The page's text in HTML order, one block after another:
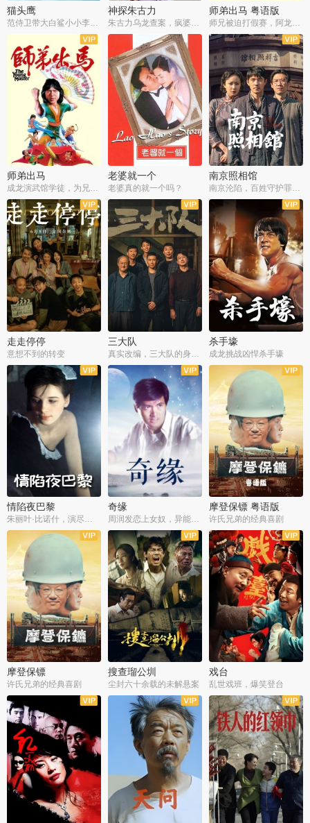
猫头鹰
范侍卫带大白鲨小小李破案寻妃
神探朱古力
朱古力乌龙查案，疯婆子神助攻
师弟出马 粤语版
师兄被迫打假赛，阿龙追查斗黑帮
师弟出马
成龙演武馆学徒，为兄搏命战黑道
老婆就一个
老婆真的就一个吗？
南京照相馆
南京沦陷，百姓守护罪证底片
走走停停
意想不到的转变
三大队 杀手壕
成龙挑战凶悍杀手壕
情陷夜巴黎
朱丽叶·比诺什，演尽失爱之痛
奇缘
周润发恋上女奴，异能护体战邪派
摩登保镖 粤语版
许氏兄弟的经典喜剧
摩登保镖
许氏兄弟的经典喜剧
搜查瑠公圳
尘封六十余载的未解悬案
戏台
乱世戏班，爆笑登台